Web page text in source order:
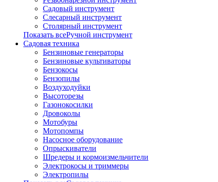
Садовый инструмент
Слесарный инструмент
Столярный инструмент
Показать всеРучной инструмент
Садовая техника
Бензиновые генераторы
Бензиновые культиваторы
Бензокосы
Бензопилы
Воздуходуйки
Высоторезы
Газонокосилки
Дровоколы
Мотобуры
Мотопомпы
Насосное оборудование
Опрыскиватели
Шредеры и кормоизмельчители
Электрокосы и триммеры
Электропилы